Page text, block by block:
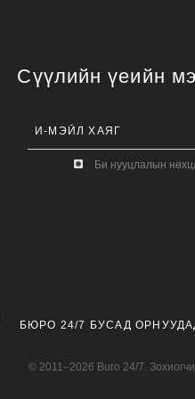
Сүүлийн үеийн
Би нууцлалын
БЮРО 24/7 БУСАД
© 2011–2026 Buro 24/7.